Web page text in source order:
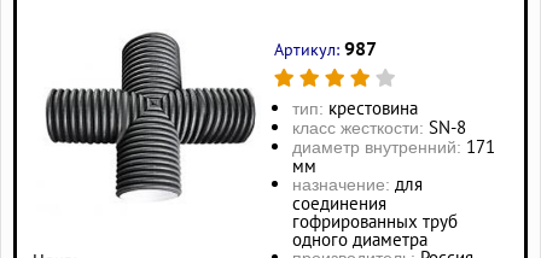
Артикул: 987
тип: крестовина
класс жесткости: SN-8
диаметр внутренний: 171
мм
назначение: для
соединения
гофрированных труб
одного диаметра